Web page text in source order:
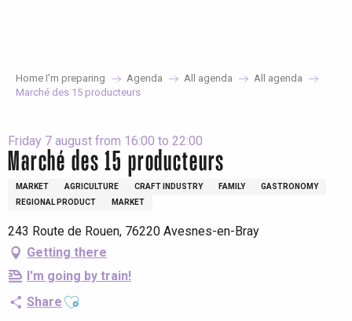
Home I’m preparing Agenda All agenda
All agenda
Marché des 15 producteurs
Friday 7 august from 16:00 to 22:00
Marché des 15 producteurs
MARKET AGRICULTURE CRAFT INDUSTRY FAMILY
GASTRONOMY
REGIONAL PRODUCT
MARKET
243 Route de Rouen, 76220 Avesnes-en-Bray
Getting there
I'm going by train!
Share Ajouter aux favoris